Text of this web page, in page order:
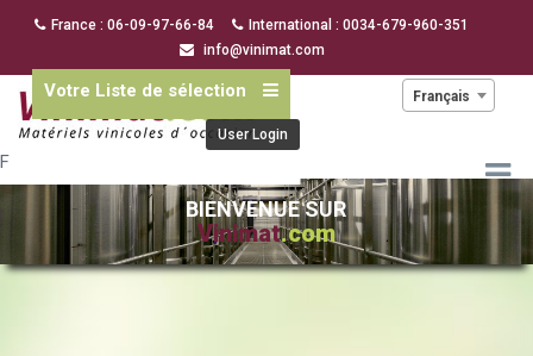
France : 06-09-97-66-84
International : 0034-679-960-351
info@vinimat.com
Votre Liste de sélection Français
User Login
F
BIENVENUE SUR
Vinimat.com